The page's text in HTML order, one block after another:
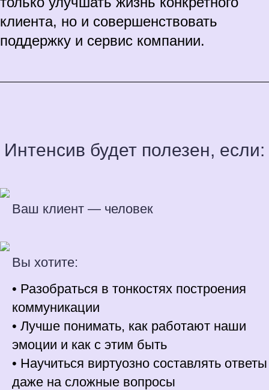
клиента, но и совершенствовать
поддержку и сервис компании.
Интенсив будет полезен, если:
Ваш клиент — человек
Вы хотите:
• Разобраться в тонкостях построения
коммуникации
• Лучше понимать, как работают наши
эмоции и как с этим быть
• Научиться виртуозно составлять ответы
даже на сложные вопросы